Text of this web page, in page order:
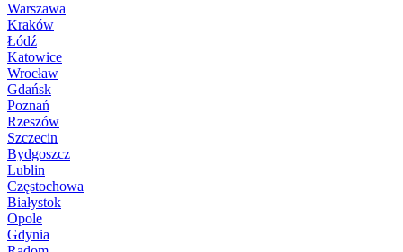
Warszawa
Kraków
Łódź
Katowice
Wrocław
Gdańsk
Poznań
Rzeszów
Szczecin
Bydgoszcz
Lublin
Częstochowa
Białystok
Opole
Gdynia